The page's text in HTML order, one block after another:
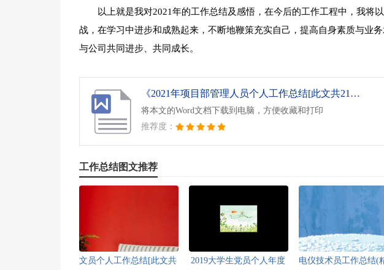
以上就是我对2021年的工作总结及感悟，在今后的工作工程中，我将
战，在学习中进步和成熟起来，不断地鞭策充实自己，提高自身素质与业
与公司共同进步、共同成长。
《2021年项目部管理人员个人工作总结[此文共2147字].doc》
将本文的Word文档下载到电脑，方便收藏和打印
推荐度：
工作总结图文推荐
文员个人工作总结[此文共
2019大学生党员个人年度
电仪技术员工作总结(